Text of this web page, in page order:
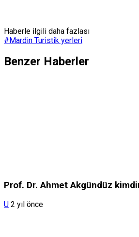
Haberle ilgili daha fazlası
# Mardin Turistik yerleri
Benzer Haberler
Prof. Dr. Ahmet Akgündüz
U 2 yıl önce